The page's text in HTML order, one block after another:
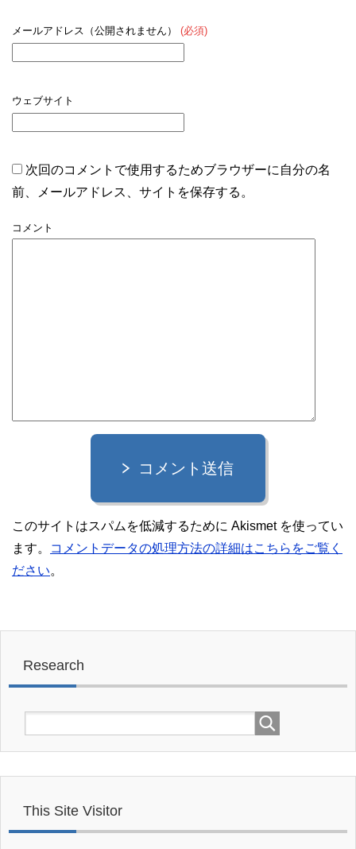
メールアドレス（公開されません） (必須)
ウェブサイト
次回のコメントで使用するためブラウザーに自分の名
前、メールアドレス、サイトを保存する。
コメント
コメント送信
このサイトはスパムを低減するために Akismet を使ってい
ます。
コメントデータの処理方法の詳細はこちらをご覧く
ださい。
Research
This Site Visitor